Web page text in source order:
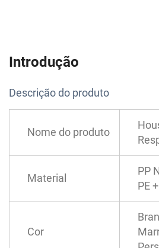
Introdução
Descrição do produto
Nome do produto
Material
PP
PE
Cor